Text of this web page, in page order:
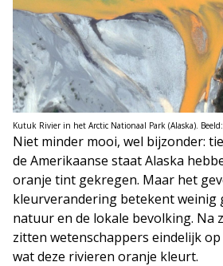
Kutuk Rivier in het Arctic Nationaal Park (Alaska).
Niet minder mooi, wel bijzonder:
de Amerikaanse staat Alaska
oranje tint gekregen. Maar het
kleurverandering betekent weinig
natuur en de lokale bevolking. Na
zitten wetenschappers eindelijk
wat deze rivieren oranje kleurt.